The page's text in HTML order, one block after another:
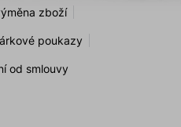
zboží
poukazy
od smlouvy